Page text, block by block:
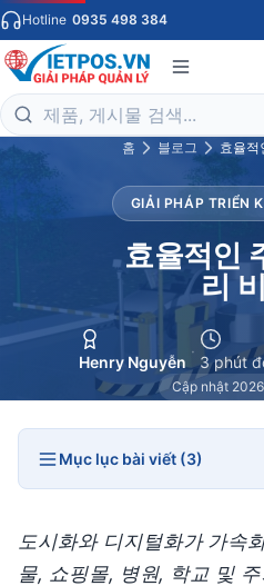
Hotline 0935 498 384
홈 블로그 효율적
GIẢI PHÁP TRIỂN
효율적인
리
Henry Nguyễn
·
3 phút
Cập nhật
Mục lục bài viết (3)
도시화와 디지털화가 가속
물, 쇼핑몰, 병원, 학교 및